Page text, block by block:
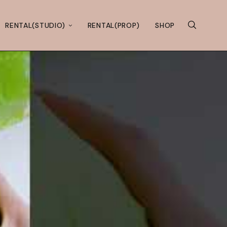
RENTAL(STUDIO) RENTAL(PROP) SHOP